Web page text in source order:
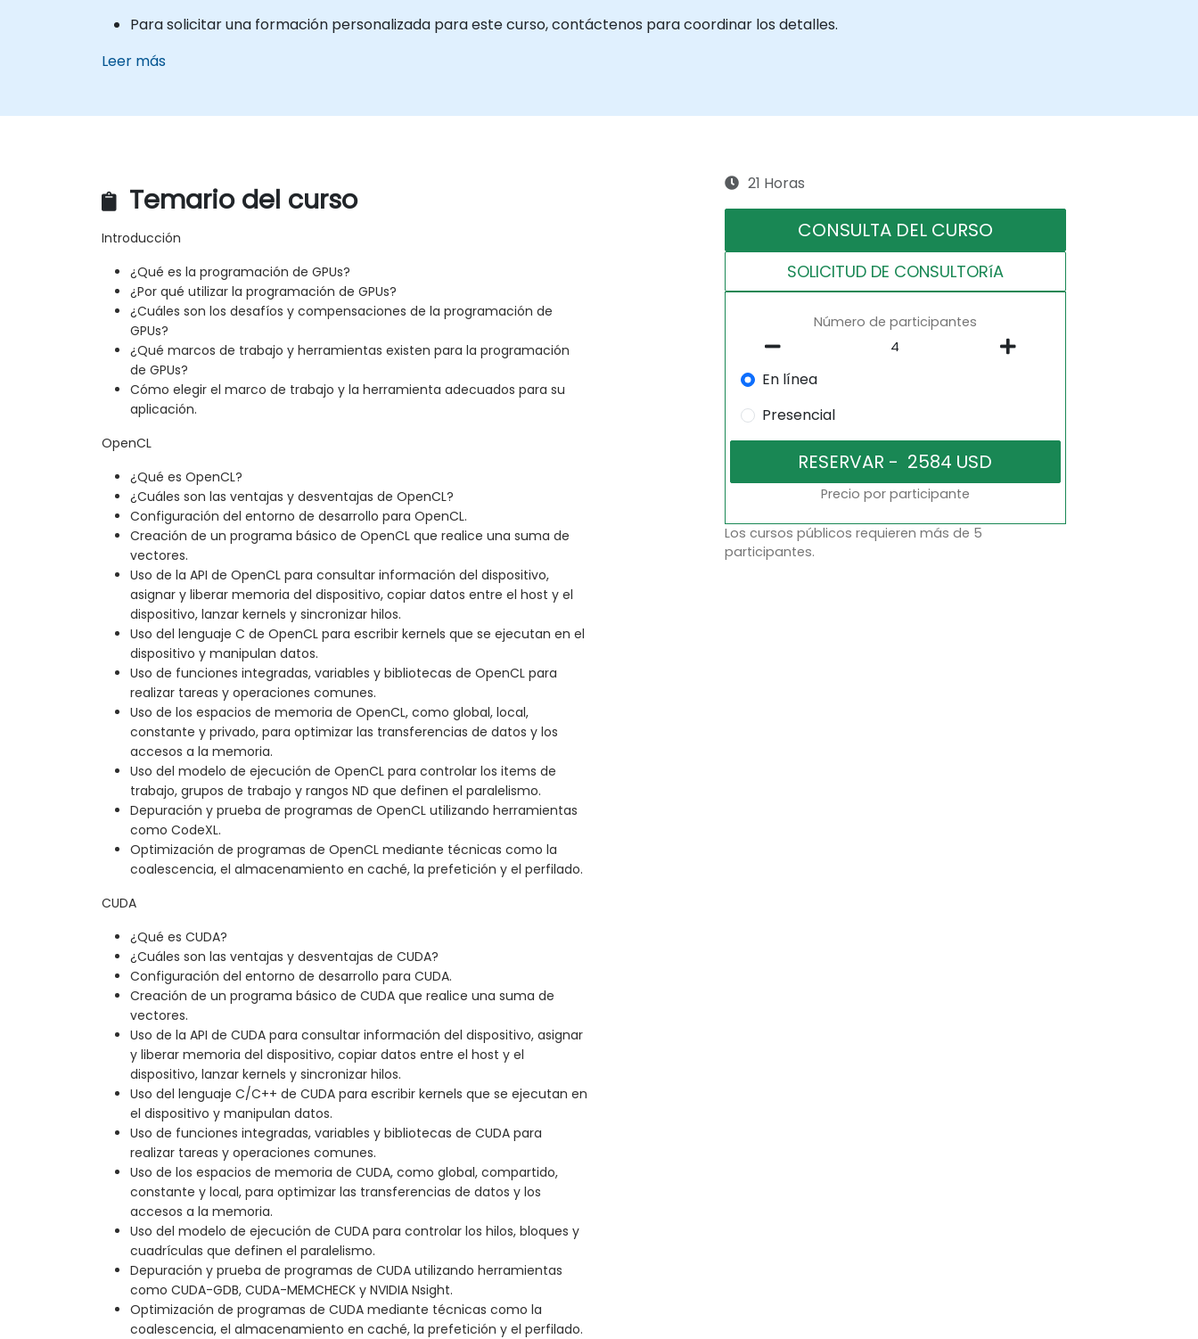
Para solicitar una formación personalizada para este curso, contáctenos para coordinar los detalles.
Leer más
Temario del curso
Introducción
¿Qué es la programación de GPUs?
¿Por qué utilizar la programación de GPUs?
¿Cuáles son los desafíos y compensaciones de la programación de
GPUs?
¿Qué marcos de trabajo y herramientas existen para la programación
de GPUs?
Cómo elegir el marco de trabajo y la herramienta adecuados para su
aplicación.
OpenCL
¿Qué es OpenCL?
¿Cuáles son las ventajas y desventajas de OpenCL?
Configuración del entorno de desarrollo para OpenCL.
Creación de un programa básico de OpenCL que realice una suma de
vectores.
Uso de la API de OpenCL para consultar información del dispositivo,
asignar y liberar memoria del dispositivo, copiar datos entre el host y el
dispositivo, lanzar kernels y sincronizar hilos.
Uso del lenguaje C de OpenCL para escribir kernels que se ejecutan en el
dispositivo y manipulan datos.
Uso de funciones integradas, variables y bibliotecas de OpenCL para
realizar tareas y operaciones comunes.
Uso de los espacios de memoria de OpenCL, como global, local,
constante y privado, para optimizar las transferencias de datos y los
accesos a la memoria.
Uso del modelo de ejecución de OpenCL para controlar los items de
trabajo, grupos de trabajo y rangos ND que definen el paralelismo.
Depuración y prueba de programas de OpenCL utilizando herramientas
como CodeXL.
Optimización de programas de OpenCL mediante técnicas como la
coalescencia, el almacenamiento en caché, la prefetición y el perfilado.
CUDA
¿Qué es CUDA?
¿Cuáles son las ventajas y desventajas de CUDA?
Configuración del entorno de desarrollo para CUDA.
Creación de un programa básico de CUDA que realice una suma de
vectores.
Uso de la API de CUDA para consultar información del dispositivo, asignar
y liberar memoria del dispositivo, copiar datos entre el host y el
dispositivo, lanzar kernels y sincronizar hilos.
Uso del lenguaje C/C++ de CUDA para escribir kernels que se ejecutan en
el dispositivo y manipulan datos.
Uso de funciones integradas, variables y bibliotecas de CUDA para
realizar tareas y operaciones comunes.
Uso de los espacios de memoria de CUDA, como global, compartido,
constante y local, para optimizar las transferencias de datos y los
accesos a la memoria.
Uso del modelo de ejecución de CUDA para controlar los hilos, bloques y
cuadrículas que definen el paralelismo.
Depuración y prueba de programas de CUDA utilizando herramientas
como CUDA-GDB, CUDA-MEMCHECK y NVIDIA Nsight.
Optimización de programas de CUDA mediante técnicas como la
coalescencia, el almacenamiento en caché, la prefetición y el perfilado.
21 Horas
CONSULTA DEL CURSO
SOLICITUD DE CONSULTORíA
Número de participantes
En línea
Presencial
Precio por participante
Los cursos públicos requieren más de 5
participantes.